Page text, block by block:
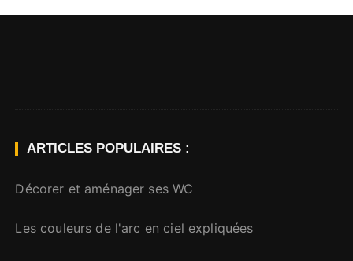
ARTICLES POPULAIRES :
Décorer et aménager ses WC
Les couleurs de l'arc en ciel expliquées